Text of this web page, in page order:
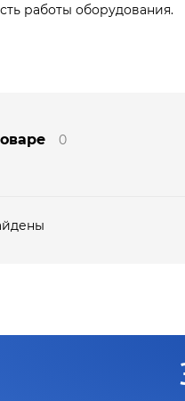
работы оборудования.
0